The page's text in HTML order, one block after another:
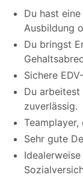
Du hast
Ausbildung
Du bringst
Sichere
Du
zuverlässig.
Sehr gute